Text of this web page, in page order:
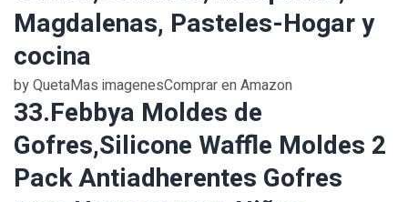
Magdalenas, Pasteles-Hogar y
cocina
by QuetaMas imagenesComprar en Amazon
33.Febbya Moldes de
Gofres,Silicone Waffle Moldes 2
Pack Antiadherentes Gofres